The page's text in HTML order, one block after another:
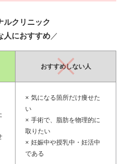
ルクリニック
人におすすめ ／
おすすめしない人
× 気になる箇所だけ痩せた
い
× 手術で、脂肪を物理的に
取りたい
× 妊娠中や授乳中・妊活中
である